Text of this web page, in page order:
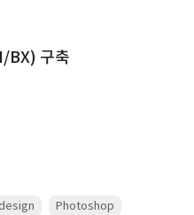
BX) 구축
Photoshop